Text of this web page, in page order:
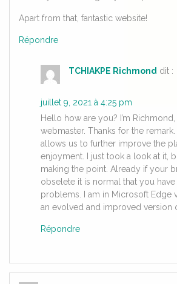
Apart from that, fantastic website!
Répondre
TCHIAKPE Richmond dit :
juillet 9, 2021 à 4:25 pm
Hello how are you? I’m Richmond,
webmaster. Thanks for the
allows us to further improve the
enjoyment. I just took a look at it,
making the point. Already if your
obselete it is normal that you
problems. I am in Microsoft Edge
an evolved and improved version
Répondre